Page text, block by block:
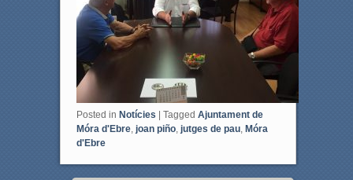
Posted in Notícies Tagged Ajuntament de
Móra d'Ebre, joan piño, jutges de pau, Móra
d'Ebre